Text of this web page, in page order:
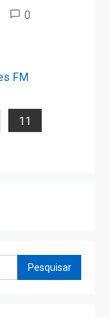
0
11
Pesquisar
por: